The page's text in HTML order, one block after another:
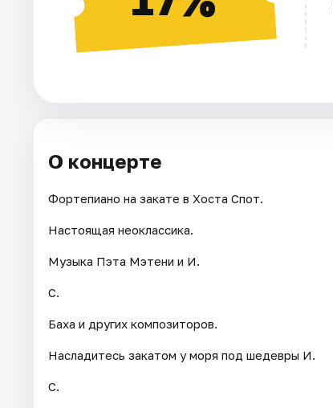
О концерте
Фортепиано на закате в Хоста Спот.
Настоящая неоклассика.
Музыка Пэта Мэтени и И.
С.
Баха и других композиторов.
Насладитесь закатом у моря под шедевры И.
С.